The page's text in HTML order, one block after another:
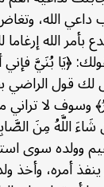
داعي الله،
بأمر الله
﴿يَا بُنَيَّ
لك قول الراضي
وسوف لا تراني
اللَّهُ مِنَ
وولده سوى
أمره، وأخذ